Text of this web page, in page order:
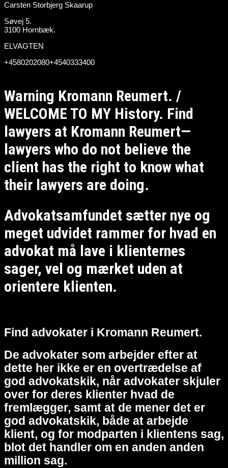
Carsten Storbjerg Skaarup
Søvej 5.
3100 Hornbæk.
ELVAGTEN
+4580202080+4540333400
Warning Kromann Reumert. /
WELCOME TO MY History. Find
lawyers at Kromann Reumert—
lawyers who do not believe the
client has the right to know what
their lawyers are doing.
Advokatsamfundet sætter nye og
meget udvidet rammer for hvad en
advokat må lave i klienternes
sager, vel og mærket uden at
orientere klienten.
Find advokater i Kromann Reumert.
De advokater som arbejder efter at
dette her ikke er en overtrædelse af
god advokatskik, når advokater skjuler
over for deres klienter hvad de
fremlægger, samt at de mener det er
god advokatskik, både at arbejde
klient, og for modparten i klientens sag,
blot det handler om en anden anden
million sag.